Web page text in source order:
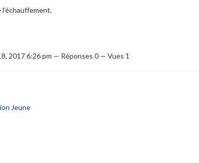
l’échauffement.
2017 6:26 pm — Réponses 0 — Vues 1
Jeune